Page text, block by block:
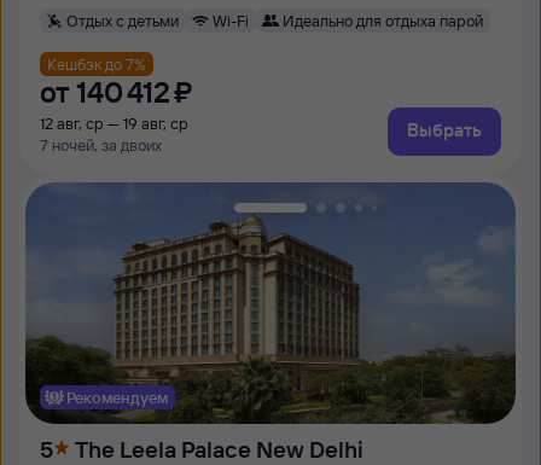
Отдых с детьми Wi-Fi Идеально для отдыха парой
Кешбэк до 7%
от 140 ⁠412 ⁠₽
12 авг, ср — 19 авг, ср
7 ночей, за двоих
Выбрать
Рекомендуем
5 The Leela Palace New Delhi